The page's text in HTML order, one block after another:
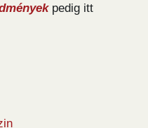
pedig itt